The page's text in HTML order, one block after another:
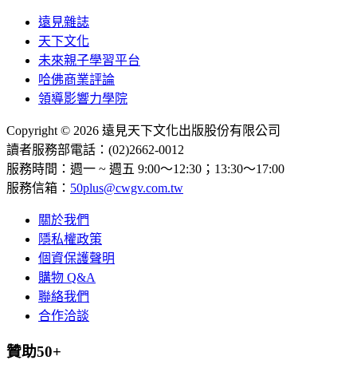
遠見雜誌
天下文化
未來親子學習平台
哈佛商業評論
領導影響力學院
Copyright © 2026 遠見天下文化出版股份有限公司
讀者服務部電話：(02)2662-0012
服務時間：週一 ~ 週五 9:00～12:30；13:30～17:00
服務信箱： 50plus@cwgv.com.tw
關於我們
隱私權政策
個資保護聲明
購物 Q&A
聯絡我們
合作洽談
贊助50+